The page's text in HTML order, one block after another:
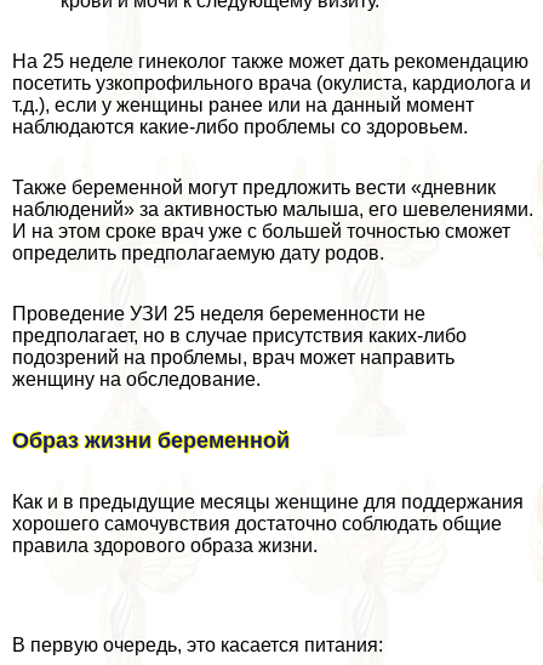
На 25 неделе гинеколог также может дать рекомендацию
посетить узкопрофильного врача (окулиста, кардиолога и
т.д.), если у женщины ранее или на данный момент
наблюдаются какие-либо проблемы со здоровьем.
Также беременной могут предложить вести «дневник
наблюдений» за активностью малыша, его шевелениями.
И на этом сроке врач уже с большей точностью сможет
определить предполагаемую дату родов.
Проведение УЗИ 25 неделя беременности не
предполагает, но в случае присутствия каких-либо
подозрений на проблемы, врач может направить
женщину на обследование.
Образ жизни беременной
Как и в предыдущие месяцы женщине для поддержания
хорошего самочувствия достаточно соблюдать общие
правила здорового образа жизни.
В первую очередь, это касается питания: